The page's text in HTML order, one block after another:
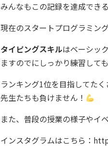
みんなもこの記録を達成でき
現在のスタートプログラミン
タイピングスキルはベーシッ
ますのでにしっかり練習しても
ランキング1位を目指してた
先生たちも負けません！
また、普段の授業の様子やイ
インスタグラムはこちら：